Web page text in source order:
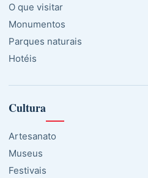
O que visitar
Monumentos
Parques naturais
Hotéis
Cultura
Artesanato
Museus
Festivais